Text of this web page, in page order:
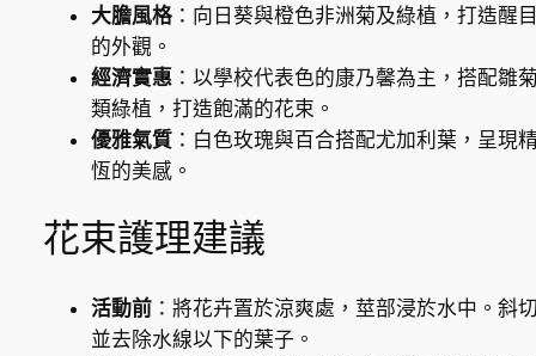
大膽風格：向日葵與橙色非洲菊及綠植，打造醒
的外觀。
經濟實惠：以學校代表色的康乃馨為主，搭配雛
類綠植，打造飽滿的花束。
優雅氣質：白色玫瑰與百合搭配尤加利葉，呈現
恆的美感。
花束護理建議
活動前：將花卉置於涼爽處，莖部浸於水中。斜
並去除水線以下的葉子。